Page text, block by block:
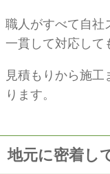
職人がすべて自社
一貫して対応して
見積もりから施
ります。
地元に密着し